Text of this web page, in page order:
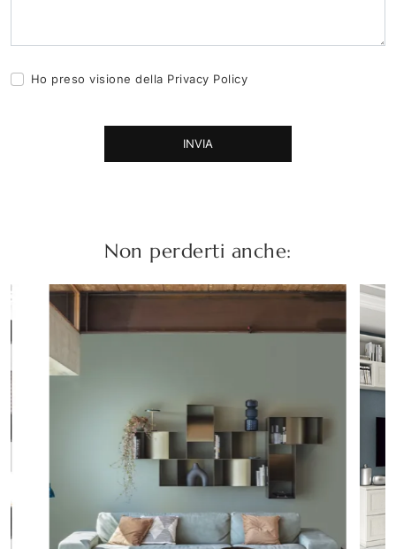
Ho preso visione della Privacy Policy
INVIA
Non perderti anche: